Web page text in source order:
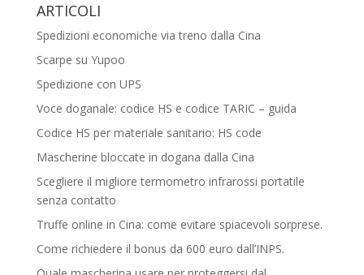
ARTICOLI
Spedizioni economiche via treno dalla Cina
Scarpe su Yupoo
Spedizione con UPS
Voce doganale: codice HS e codice TARIC – guida
Codice HS per materiale sanitario: HS code
Mascherine bloccate in dogana dalla Cina
Scegliere il migliore termometro infrarossi portatile
senza contatto
Truffe online in Cina: come evitare spiacevoli sorprese.
Come richiedere il bonus da 600 euro dall’INPS.